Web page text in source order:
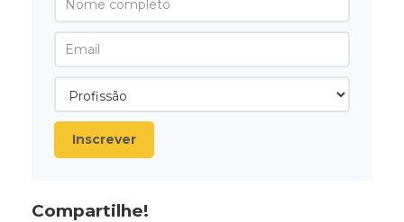
Inscrever
Compartilhe!